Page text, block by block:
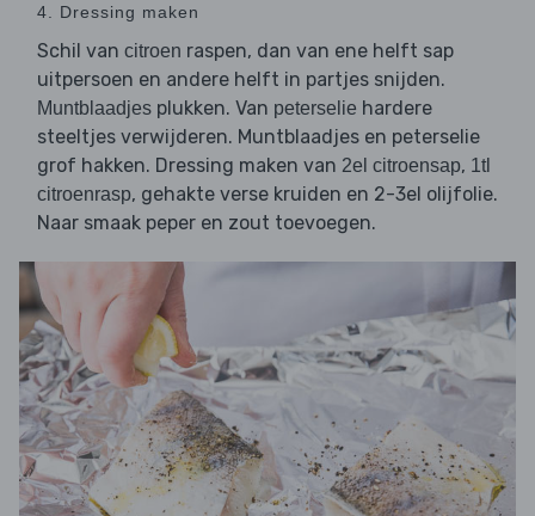
4. Dressing maken
Schil van citroen raspen, dan van ene helft sap
uitpersoen en andere helft in partjes snijden.
Muntblaadjes plukken. Van peterselie hardere
steeltjes verwijderen. Muntblaadjes en peterselie
grof hakken. Dressing maken van 2el citroensap, 1tl
citroenrasp, gehakte verse kruiden en 2-3el olijfolie.
Naar smaak peper en zout toevoegen.